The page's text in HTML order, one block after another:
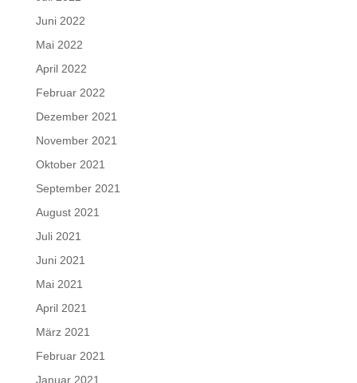
Juni 2022
Mai 2022
April 2022
Februar 2022
Dezember 2021
November 2021
Oktober 2021
September 2021
August 2021
Juli 2021
Juni 2021
Mai 2021
April 2021
März 2021
Februar 2021
Januar 2021